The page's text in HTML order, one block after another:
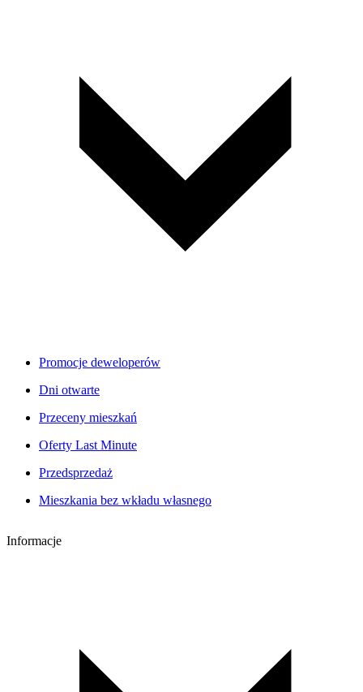
Promocje deweloperów
Dni otwarte
Przeceny mieszkań
Oferty Last Minute
Przedsprzedaż
Mieszkania bez wkładu własnego
Informacje